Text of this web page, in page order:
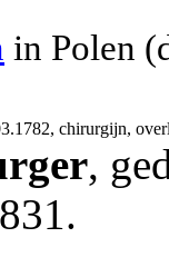
in Polen
chirurgijn,
,